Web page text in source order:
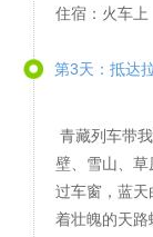
住宿：火车上
第3天：抵达
青藏列车带
壁、雪山、
过车窗，蓝
着壮魄的天